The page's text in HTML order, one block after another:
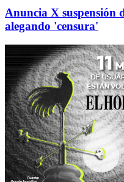
Anuncia X suspensión
alegando 'censura'